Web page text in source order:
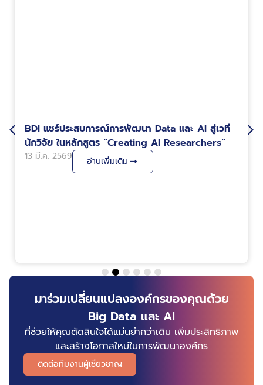
BDI แชร์ประสบการณ์การพัฒนา Data และ AI สู่เวที
นักวิจัย ในหลักสูตร “Creating AI Researchers”
13 มี.ค. 2569 อ่านเพิ่มเติม
มาร่วมเปลี่ยนแปลงองค์กรของคุณด้วย
Big Data และ AI
ที่ช่วยให้คุณตัดสินใจได้แม่นยำกว่าเดิม เพิ่มประสิทธิภาพ
และสร้างโอกาสใหม่ในการพัฒนาองค์กร
ติดต่อทีมงานผู้เชี่ยวชาญ